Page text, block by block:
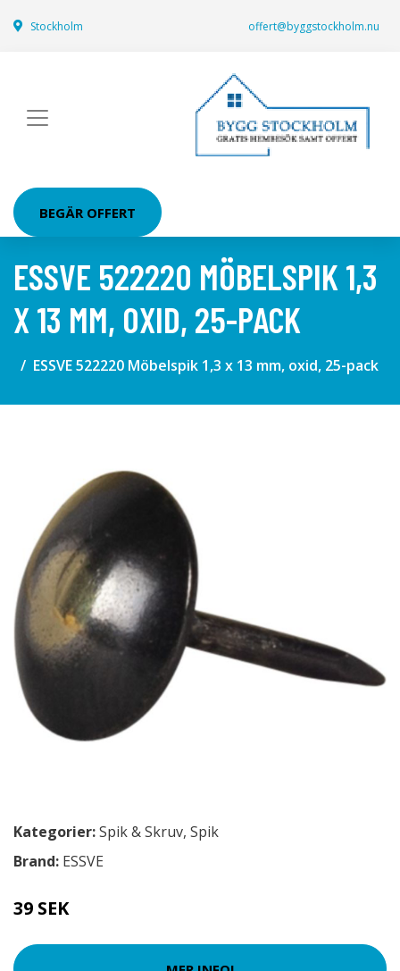
Stockholm offert@byggstockholm.nu
BEGÄR OFFERT
ESSVE 522220 MÖBELSPIK 1,3
X 13 MM, OXID, 25-PACK
ESSVE 522220 Möbelspik 1,3 x 13 mm, oxid, 25-pack
Kategorier:Spik & Skruv, Spik
Brand: ESSVE
39 SEK